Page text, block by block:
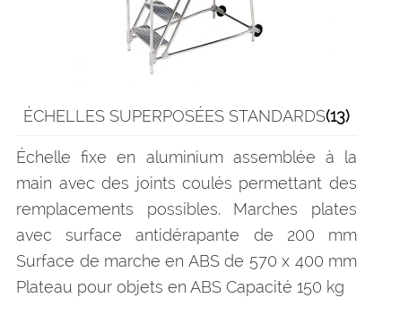
ÉCHELLES SUPERPOSÉES STANDARDS(13)
Échelle fixe en aluminium assemblée à la
main avec des joints coulés permettant des
remplacements possibles. Marches plates
avec surface antidérapante de 200 mm
Surface de marche en ABS de 570 x 400 mm
Plateau pour objets en ABS Capacité 150 kg